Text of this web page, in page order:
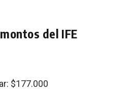
del IFE
$177.000